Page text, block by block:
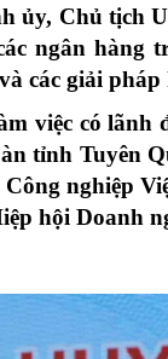
ủy, Chủ tịch
ngân hàng
các giải
việc có lãnh
tỉnh Tuyên
nghiệp
hội Doanh